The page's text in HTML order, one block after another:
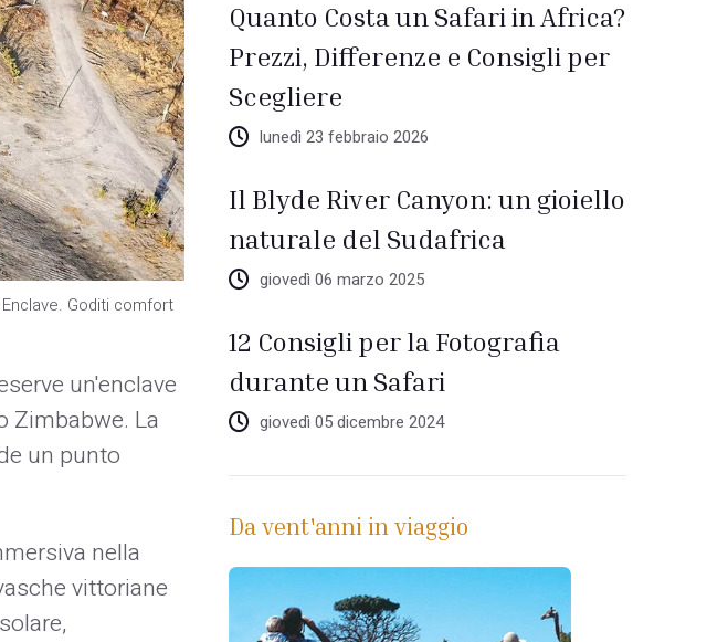
Goditi comfort
un'enclave
Zimbabwe. La
un punto
nella
vittoriane
Quanto Costa un Safari in Africa?
Prezzi, Differenze e Consigli per
Scegliere
lunedì 23 febbraio 2026
Il Blyde River Canyon: un gioiello
naturale del Sudafrica
giovedì 06 marzo 2025
12 Consigli per la Fotografia
durante un Safari
giovedì 05 dicembre 2024
Da vent'anni in viaggio